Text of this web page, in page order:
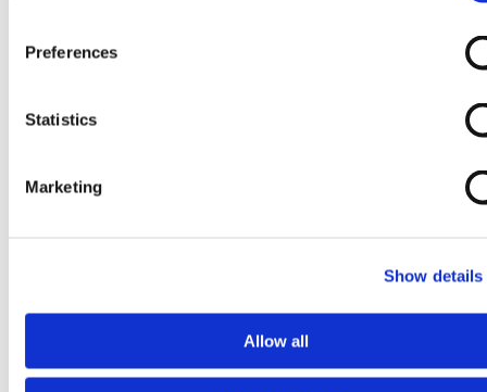
Preferences
Statistics
Marketing
Show details
Allow all